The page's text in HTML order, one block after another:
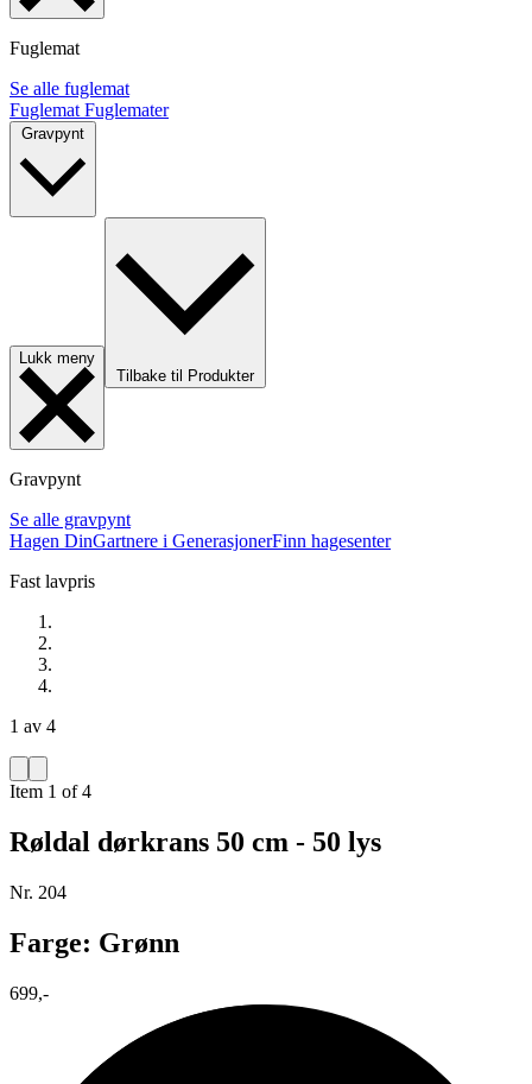
Fuglemat
Se alle fuglemat
Fuglemat Fuglemater
Lukk meny
Tilbake til Produkter
Gravpynt
Se alle gravpynt
Hagen DinGartnere i GenerasjonerFinn hagesenter
Fast lavpris
1 av 4
Item 1 of 4
Røldal dørkrans 50 cm - 50 lys
Nr. 204
Farge: Grønn
699,-